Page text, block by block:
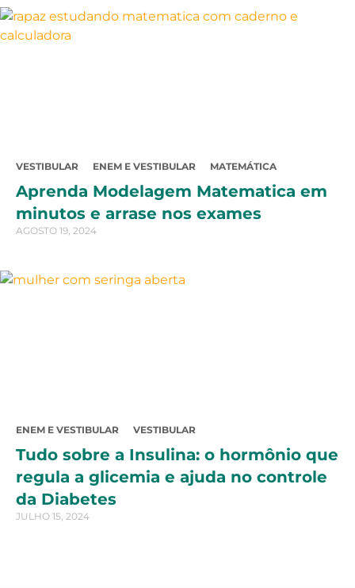
VESTIBULAR ENEM E VESTIBULAR MATEMÁTICA
Aprenda Modelagem Matematica em
minutos e arrase nos exames
AGOSTO 19, 2024
ENEM E VESTIBULAR VESTIBULAR
Tudo sobre a Insulina: o hormônio que
regula a glicemia e ajuda no controle
da Diabetes
JULHO 15, 2024